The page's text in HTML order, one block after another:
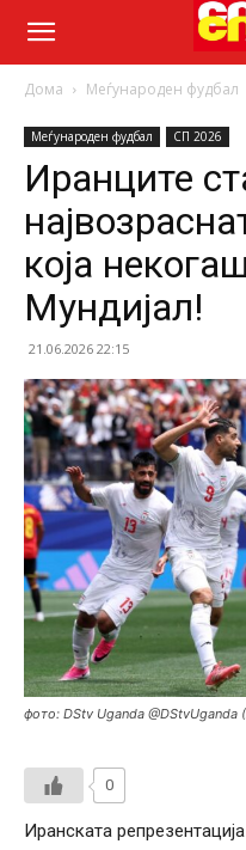
Дома Меѓународен фудбал
Меѓународен фудбал СП 2026
Иранците
која
Мундијал!
21.06.2026 22:15
фото: DStv Uganda @DStvUganda
0
Иранската